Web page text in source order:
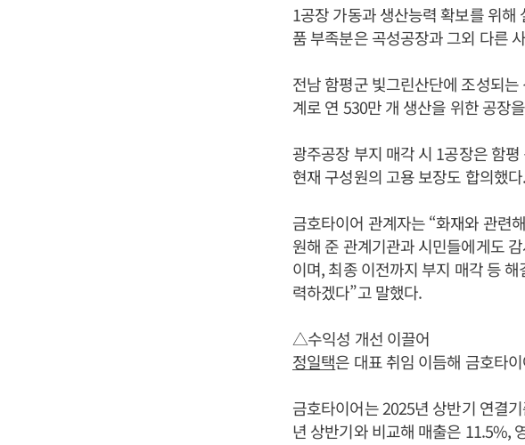
1공장 가동과 생산능력 확보를 위해
품 부족분은 곡성공장과 그외 다른
전남 함평군 빛그린산단에 조성되
계로 연 530만 개 생산을 위한 공장
광주공장 부지 매각 시 1공장은 함
현재 구성원의 고용 보장도 합의했다.
금호타이어 관계자는 “화재와 관련
원해 준 관계기관과 시민들에게도
이며, 최종 이전까지 부지 매각 등
력하겠다”고 말했다.
△수익성 개선 이끌어
정일택은 대표 취임 이듬해 금호타
금호타이어는 2025년 상반기 연결
년 상반기와 비교해 매출은 11.5%,